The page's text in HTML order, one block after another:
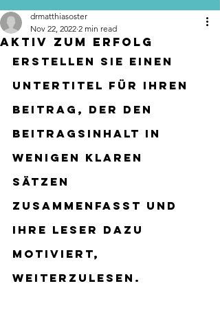
Aktiv zum Erfolg
drmatthiasoster
Nov 22, 2022 2 min read
Erstellen Sie einen
Untertitel für Ihren
Beitrag, der den
Beitragsinhalt in
wenigen klaren
Sätzen
zusammenfasst und
Ihre Leser dazu
motiviert,
weiterzulesen.